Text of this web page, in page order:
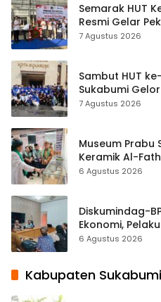
Semarak HUT
Resmi Gelar
Tradisional
7 Agustus 2026
Sambut HUT
Sukabumi
ASRI Lewat Aksi
7 Agustus 2026
Museum Prabu
Keramik Al-
Hampir 500
6 Agustus 2026
Diskumindag-
Ekonomi,
Terbuka Beri
6 Agustus 2026
Kabupaten Sukabumi